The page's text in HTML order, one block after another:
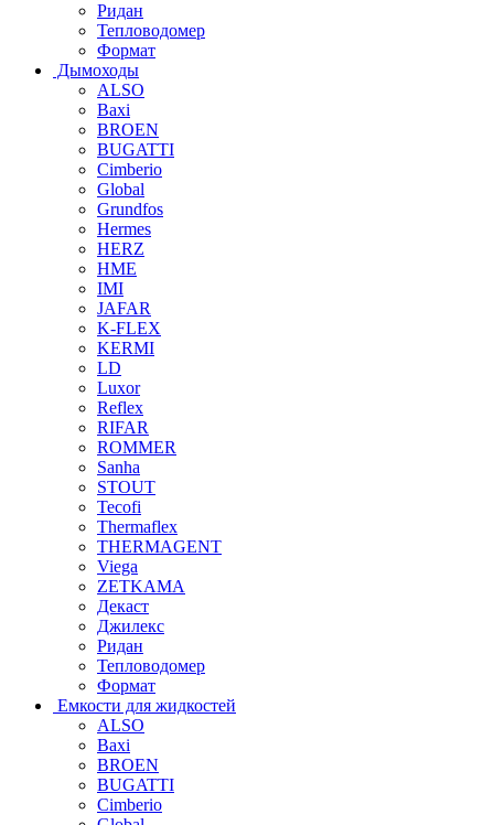
Ридан
Тепловодомер
Формат
Дымоходы
ALSO
Baxi
BROEN
BUGATTI
Cimberio
Global
Grundfos
Hermes
HERZ
HME
IMI
JAFAR
K-FLEX
KERMI
LD
Luxor
Reflex
RIFAR
ROMMER
Sanha
STOUT
Tecofi
Thermaflex
THERMAGENT
Viega
ZETKAMA
Декаст
Джилекс
Ридан
Тепловодомер
Формат
Емкости для жидкостей
ALSO
Baxi
BROEN
BUGATTI
Cimberio